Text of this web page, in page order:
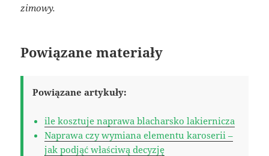
zimowy.
Powiązane materiały
Powiązane artykuły:
ile kosztuje naprawa blacharsko lakiernicza
Naprawa czy wymiana elementu karoserii –
jak podjąć właściwą decyzję